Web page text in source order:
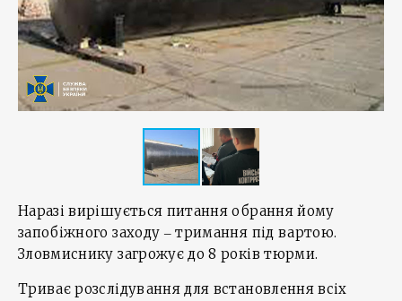
Наразі вирішується питання обрання йому
запобіжного заходу ‒ тримання під вартою.
Зловмиснику загрожує до 8 років тюрми.
Триває розслідування для встановлення всіх